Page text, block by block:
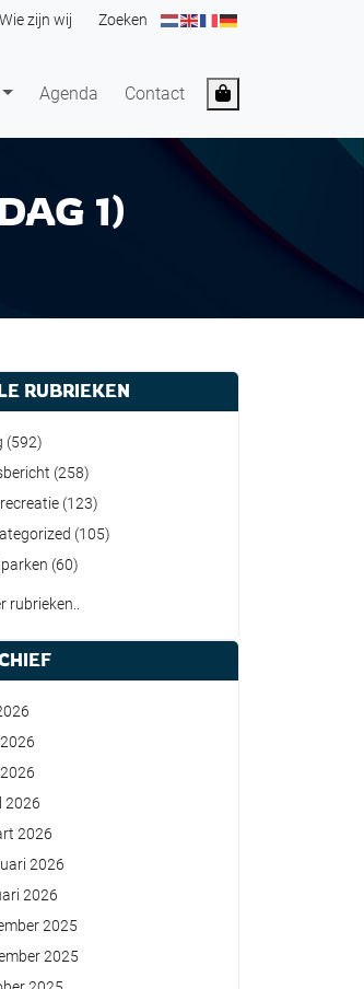
Wie zijn wij Zoeken
Agenda Contact Cart
1)
RUBRIEKEN
(592)
(258)
(123)
(105)
(60)
rubrieken..
2026
2026
2026
2026
2025
2025